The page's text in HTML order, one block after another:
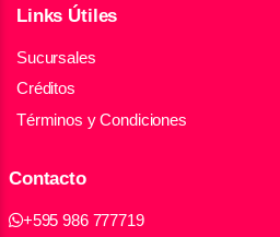
Links Útiles
Sucursales
Créditos
Términos y Condiciones
Contacto
+595 986 777719